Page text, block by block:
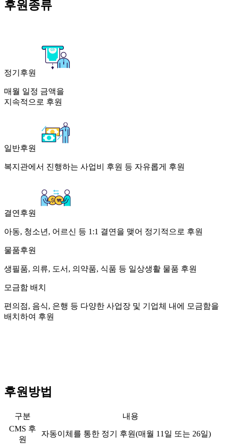
후원종류
정기후원
매월 일정 금액을
지속적으로 후원
일반후원
복지관에서 진행하는 사업비 후원 등 자유롭게 후원
결연후원
아동, 청소년, 어르신 등 1:1 결연을 맺어 정기적으로 후원
물품후원
생필품, 의류, 도서, 의약품, 식품 등 일상생활 물품 후원
모금함 배치
편의점, 음식, 은행 등 다양한 사업장 및 기업체 내에 모금함을
배치하여 후원
후원방법
구분
내용
CMS 후
원
자동이체를 통한 정기 후원(매월 11일 또는 26일)